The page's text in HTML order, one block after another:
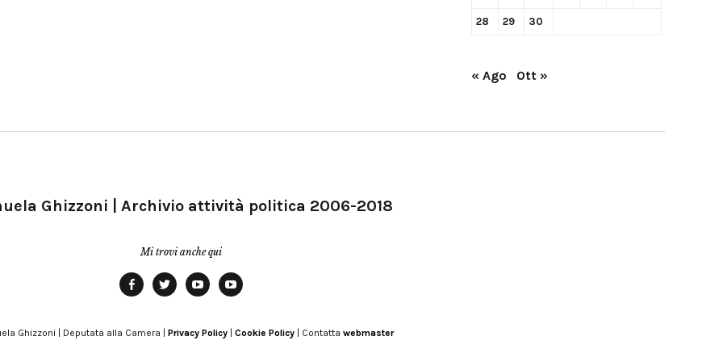
28 29 30
« Ago Ott »
Ghizzoni | Archivio attività politica 2006-2018
Mi trovi anche qui
Modena
Ghizzoni | Deputata alla Camera | Privacy Policy Cookie Policy | Contatta webmaster